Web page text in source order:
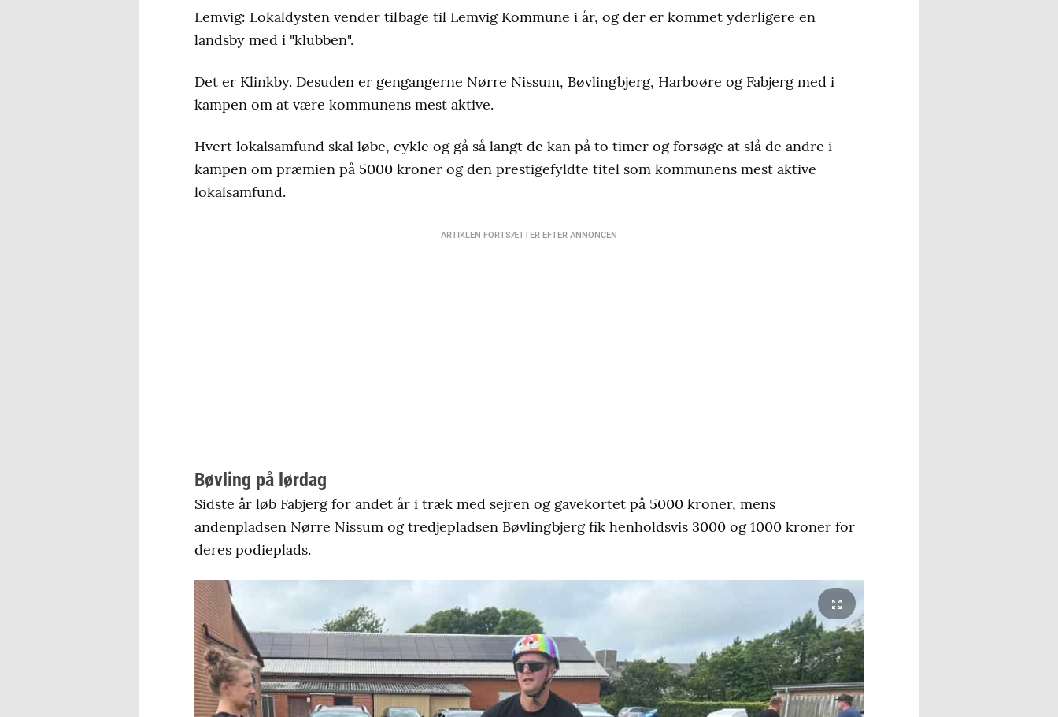
Lemvig: Lokaldysten vender tilbage til Lemvig Kommune i år, og der er kommet yderligere en
landsby med i "klubben".
Det er Klinkby. Desuden er gengangerne Nørre Nissum, Bøvlingbjerg, Harboøre og Fabjerg med i
kampen om at være kommunens mest aktive.
Hvert lokalsamfund skal løbe, cykle og gå så langt de kan på to timer og forsøge at slå de andre i
kampen om præmien på 5000 kroner og den prestigefyldte titel som kommunens mest aktive
lokalsamfund.
ARTIKLEN FORTSÆTTER EFTER ANNONCEN
Bøvling på lørdag
Sidste år løb Fabjerg for andet år i træk med sejren og gavekortet på 5000 kroner, mens
andenpladsen Nørre Nissum og tredjepladsen Bøvlingbjerg fik henholdsvis 3000 og 1000 kroner for
deres podieplads.